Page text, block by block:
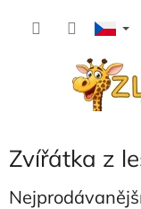
Zvířátka z